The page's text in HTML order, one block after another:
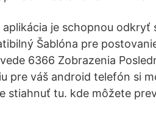
aplikácia je schopnou
Šablóna pre
6366 Zobrazenia
pre váš android telefón si
stiahnuť tu. kde môžete